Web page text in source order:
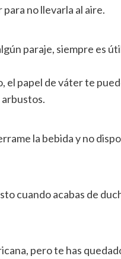
no llevarla al aire.
paraje, siempre es
el papel de váter te
la bebida y no
cuando acabas de
pero te has